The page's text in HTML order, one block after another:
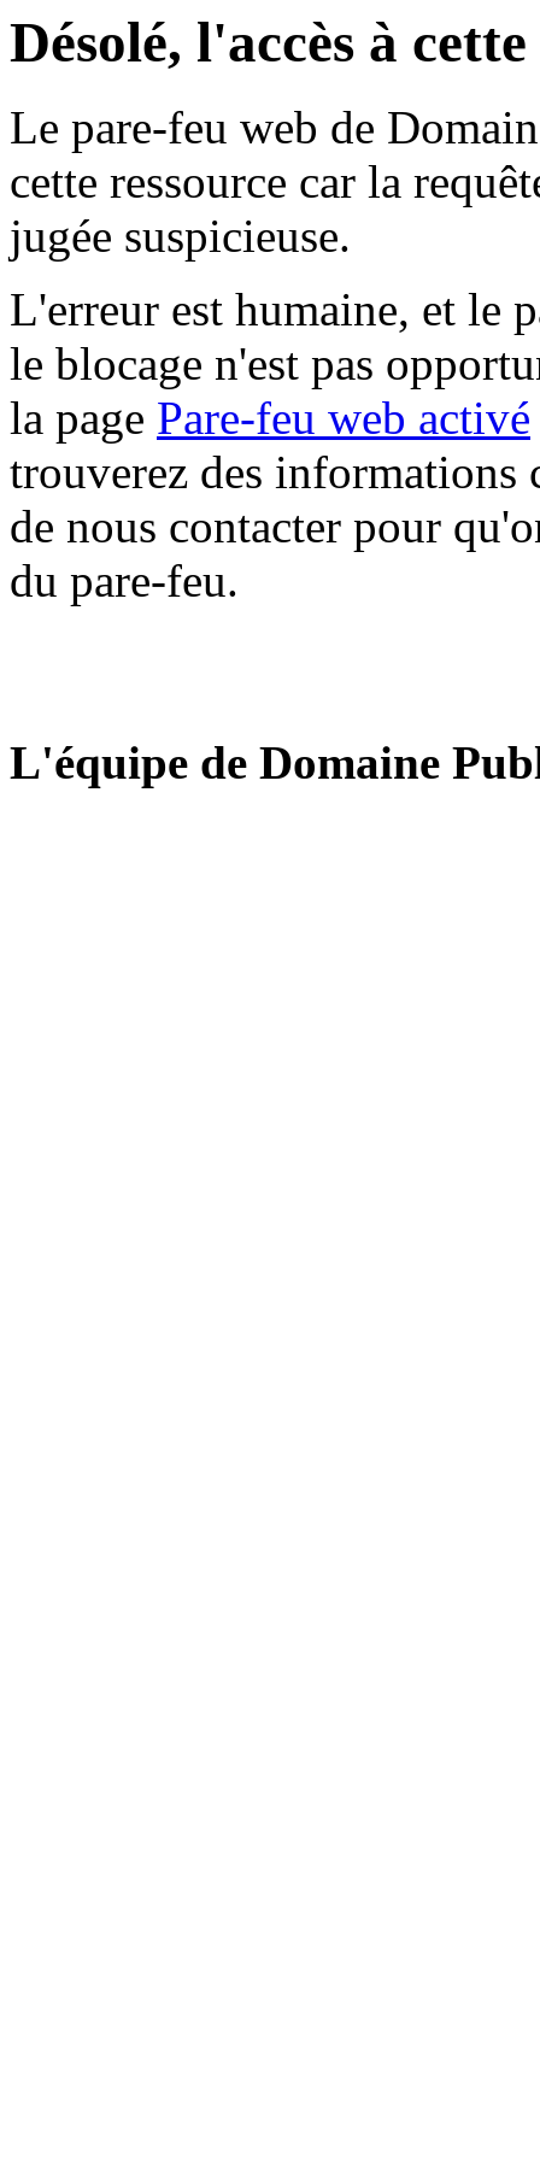
Désolé, l'accès à
Le pare-feu web de
cette ressource car la
jugée suspicieuse.
L'erreur est humaine, et le
le blocage n'est pas
la page Pare-feu web activé
trouverez des informations
de nous contacter pour
du pare-feu.
L'équipe de Domaine